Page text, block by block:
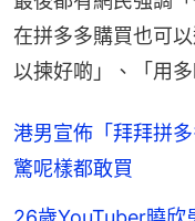
在拼多多購買也可
以揀好啲」、「用
港男宣佈「拜拜拼
驚呢樣都敢買